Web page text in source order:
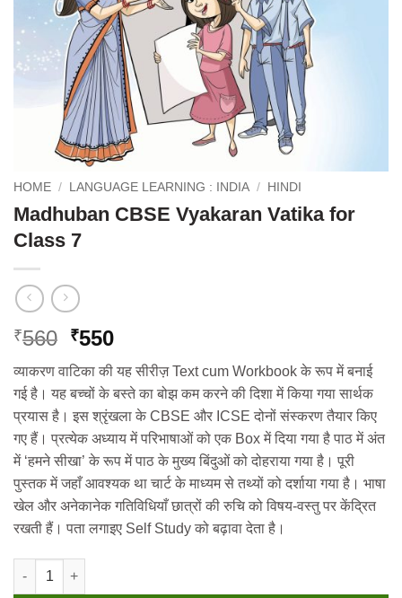
HOME / LANGUAGE LEARNING : INDIA / HINDI
Madhuban CBSE Vyakaran Vatika for
Class 7
₹560 Original
price
was:
₹560.
₹550Current
price
is:
₹550.
व्याकरण वाटिका की यह सीरीज़ Text cum Workbook के रूप में बनाई
गई है। यह बच्‍चों के बस्ते का बोझ कम करने की दिशा में किया गया सार्थक
प्रयास है। इस श्रृंखला के CBSE और ICSE दोनों संस्करण तैयार किए
गए हैं। प्रत्येक अध्याय में परिभाषाओं को एक Box में दिया गया है पाठ में अंत
में ‘हमने सीखा’ के रूप में पाठ के मुख्य बिंदुओं को दोहराया गया है। पूरी
पुस्तक में जहाँ आवश्यक था चार्ट के माध्यम से तथ्यों को दर्शाया गया है। भाषा
खेल और अनेकानेक गतिविधियाँ छात्रों की रुचि को विषय-वस्तु पर केंद्रित
रखती हैं। पता लगाइए Self Study को बढ़ावा देता है।
Madhuban CBSE Vyakaran Vatika for Class 7 quantity